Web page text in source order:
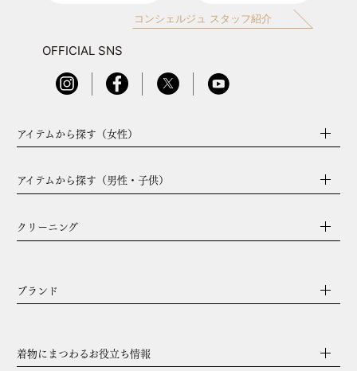
コンシェルジュ スタッフ紹介
OFFICIAL SNS
アイテムから探す（女性）
アイテムから探す（男性・子供）
クリーニング
ブランド
着物にまつわるお役立ち情報